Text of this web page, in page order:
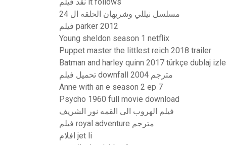
مسلسل نيللي وشريهان الحلقه ال 24
فيلم parker 2012
Young sheldon season 1 netflix
Puppet master the littlest reich 2018 trailer
Batman and harley quinn 2017 türkçe dublaj izle
تحميل فيلم downfall 2004 مترجم
Anne with an e season 2 ep 7
Psycho 1960 full movie download
فيلم الهروب الى القمه نور الشريف
فيلم royal adventure مترجم
افلام jet li